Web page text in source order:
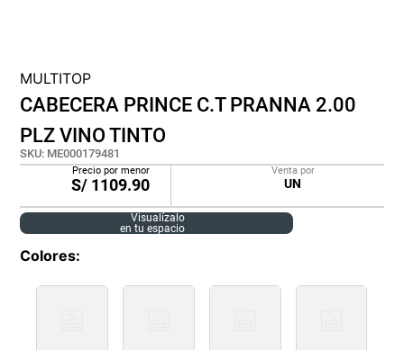
MULTITOP
CABECERA PRINCE C.T PRANNA 2.00
PLZ VINO TINTO
SKU: ME000179481
Precio por menor
S/ 1109.90
Venta por
UN
Visualízalo
en tu espacio
Colores